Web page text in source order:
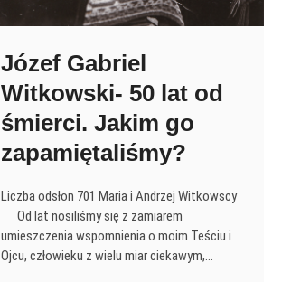
Józef Gabriel
Witkowski- 50 lat od
śmierci. Jakim go
zapamiętaliśmy?
Liczba odsłon 701 Maria i Andrzej Witkowscy
Od lat nosiliśmy się z zamiarem
umieszczenia wspomnienia o moim Teściu i
Ojcu, człowieku z wielu miar ciekawym,…